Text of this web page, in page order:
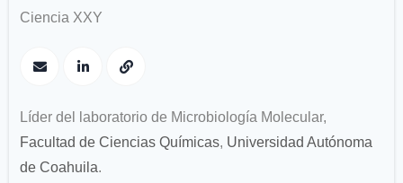
Ciencia XXY
Líder del laboratorio de Microbiología Molecular,
Facultad de Ciencias Químicas, Universidad Autónoma
de Coahuila.